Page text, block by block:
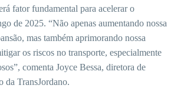
fator fundamental para acelerar o
de 2025. “Não apenas aumentando nossa
mas também aprimorando nossa
os riscos no transporte, especialmente
comenta Joyce Bessa, diretora de
da TransJordano.